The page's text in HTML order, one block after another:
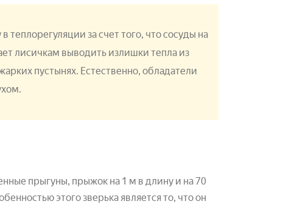
за счет того, что сосуды на
лисичкам выводить излишки тепла из
пустынях. Естественно, обладатели
.
прыгуны, прыжок на 1 м в длину и на 70
этого зверька является то, что он